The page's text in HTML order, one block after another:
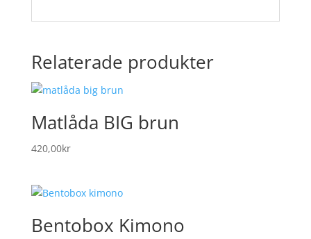
Relaterade produkter
Matlåda BIG brun
420,00kr
Bentobox Kimono